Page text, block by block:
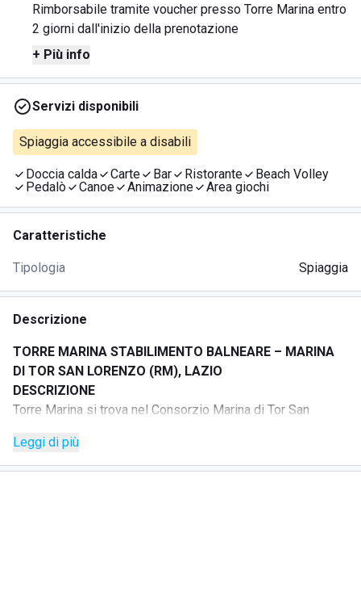
Rimborsabile tramite voucher presso Torre Marina entro
2 giorni dall'inizio della prenotazione
+ Più info
Servizi disponibili
Spiaggia accessibile a disabili
Doccia calda Carte Bar Ristorante
Beach Volley
Pedalò
Canoe Animazione Area giochi
Caratteristiche
Tipologia Spiaggia
Descrizione
TORRE MARINA STABILIMENTO BALNEARE – MARINA
DI TOR SAN LORENZO (RM), LAZIO
DESCRIZIONE
Torre Marina si trova nel Consorzio Marina di Tor San
alla spiaggia e all’annesso ristorante storico con terrazza
vista mare, ideale per godersi il tramonto.
Leggi di più